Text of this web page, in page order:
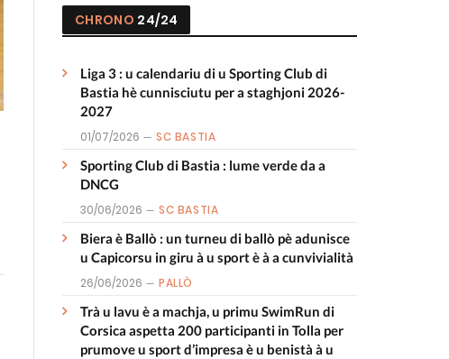
CHRONO 24/24
Liga 3 : u calendariu di u Sporting Club di
Bastia hè cunnisciutu per a staghjoni 2026-
2027
01/07/2026 SC BASTIA
Sporting Club di Bastia : lume verde da a
DNCG
30/06/2026 SC BASTIA
Biera è Ballò : un turneu di ballò pè adunisce
u Capicorsu in giru à u sport è à a cunvivialità
26/06/2026 PALLÒ
Trà u lavu è a machja, u primu SwimRun di
Corsica aspetta 200 participanti in Tolla per
prumove u sport d’impresa è u benistà à u